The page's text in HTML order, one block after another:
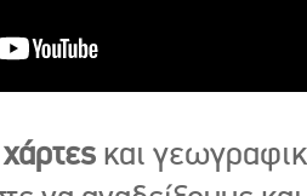
και